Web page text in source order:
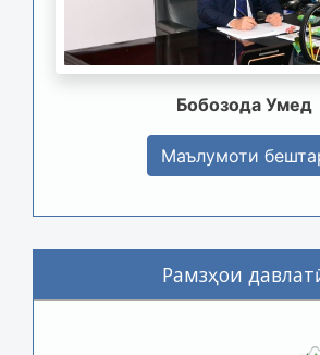
Бобозода Умед
Маълумоти
Рамзҳои